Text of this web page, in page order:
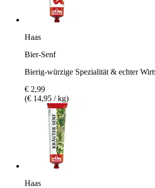
Haas
Bier-Senf
Bierig-würzige Spezialität & echter
€ 2,99
(€ 14,95 / kg)
Haas